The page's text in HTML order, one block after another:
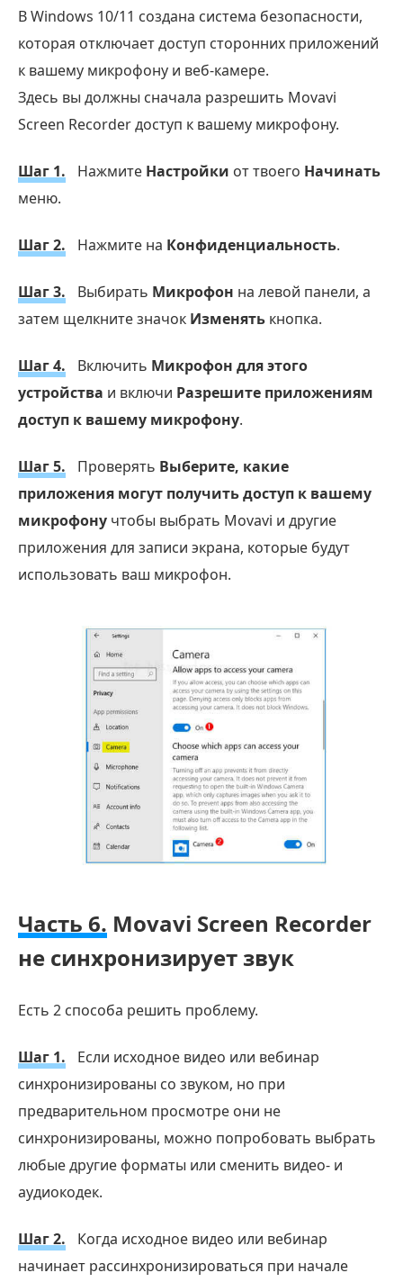
В Windows 10/11 создана система безопасности,
которая отключает доступ сторонних приложений
к вашему микрофону и веб-камере.
Здесь вы должны сначала разрешить Movavi
Screen Recorder доступ к вашему микрофону.
Шаг 1. Нажмите Настройки от твоего Начинать
меню.
Шаг 2. Нажмите на Конфиденциальность.
Шаг 3. Выбирать Микрофон на левой панели, а
затем щелкните значок Изменять кнопка.
Шаг 4. Включить Микрофон для этого
устройства и включи Разрешите приложениям
доступ к вашему микрофону.
Шаг 5. Проверять Выберите, какие
приложения могут получить доступ к вашему
микрофону чтобы выбрать Movavi и другие
приложения для записи экрана, которые будут
использовать ваш микрофон.
Часть 6. Movavi Screen Recorder
не синхронизирует звук
Есть 2 способа решить проблему.
Шаг 1.
Если исходное видео или вебинар
синхронизированы со звуком, но при
предварительном просмотре они не
синхронизированы, можно попробовать выбрать
любые другие форматы или сменить видео- и
аудиокодек.
Шаг 2.
Когда исходное видео или вебинар
начинает рассинхронизироваться при начале